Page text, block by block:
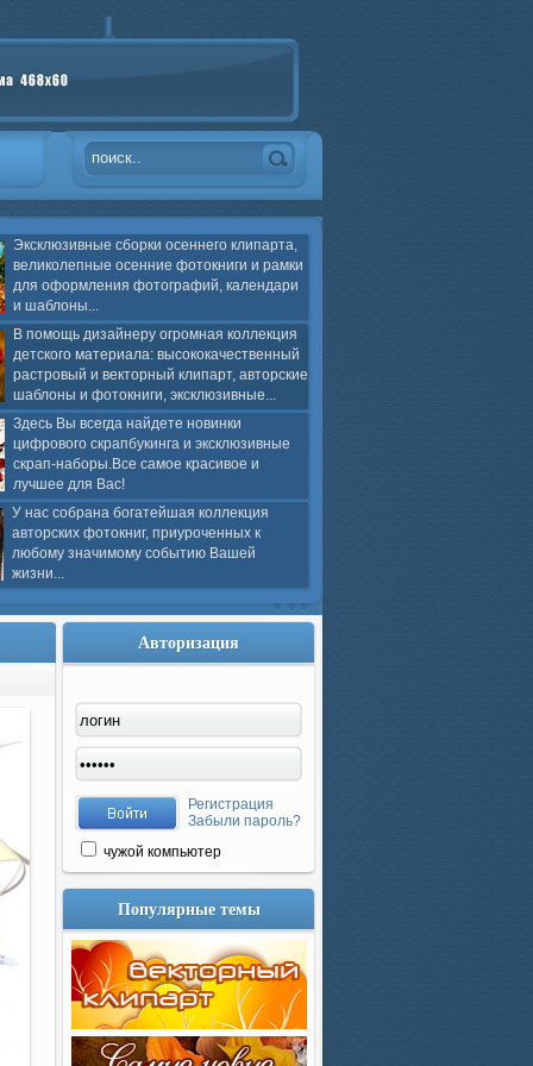
Эксклюзивные сборки осеннего клипарта,
великолепные осенние фотокниги и рамки
для оформления фотографий, календари
и шаблоны...
В помощь дизайнеру огромная коллекция
детского материала: высококачественный
растровый и векторный клипарт, авторские
шаблоны и фотокниги, эксклюзивные...
Здесь Вы всегда найдете новинки
цифрового скрапбукинга и эксклюзивные
скрап-наборы.Все самое красивое и
лучшее для Вас!
У нас собрана богатейшая коллекция
авторских фотокниг, приуроченных к
любому значимому событию Вашей
жизни...
Авторизация
Регистрация
Забыли пароль?
чужой компьютер
Популярные темы